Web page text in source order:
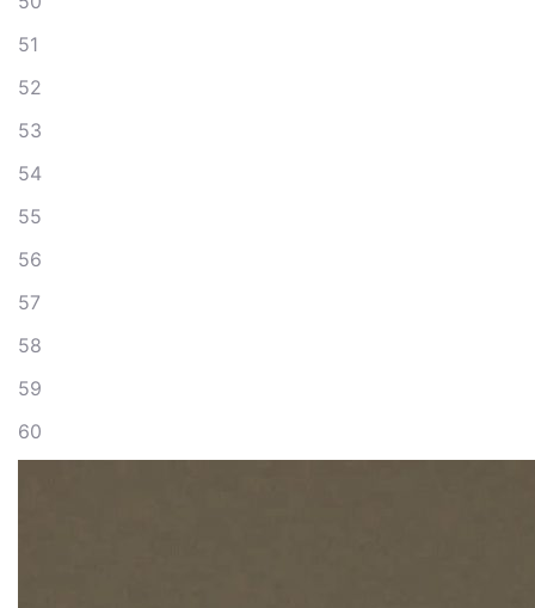
51
52
53
54
55
56
57
58
59
60